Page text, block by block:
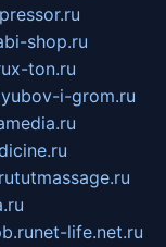
shop.ru
x-ton.ru
i-grom.ru
tutmassage.ru
net-life.net.ru